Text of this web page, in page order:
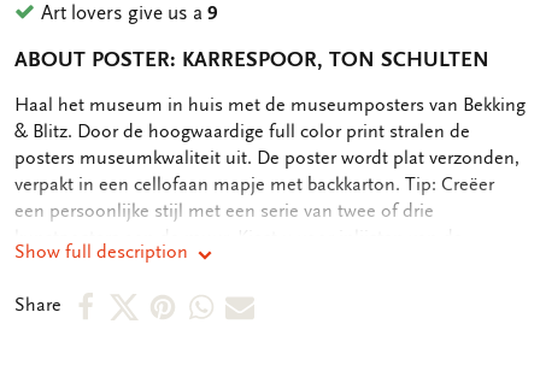
Art lovers give us a9
ABOUT POSTER: KARRESPOOR, TON SCHULTEN
OMSCHRIJVING
Haal het museum in huis met de museumposters van Bekking
& Blitz. Door de hoogwaardige full color print stralen de
posters museumkwaliteit uit. De poster wordt plat verzonden,
verpakt in een cellofaan mapje met backkarton. Tip: Creëer
een persoonlijke stijl met een serie van twee of drie
posters, neem dan lijsten in dezelfde kleur om eenheid te
bewaren. - Afmeting 30 x 40 cm - Full color print - 250 grms
papier - Mat-gelamineerd Over de kunstenaar Ton Schulten:
Show full description
Share
ShareShareShareShareShare